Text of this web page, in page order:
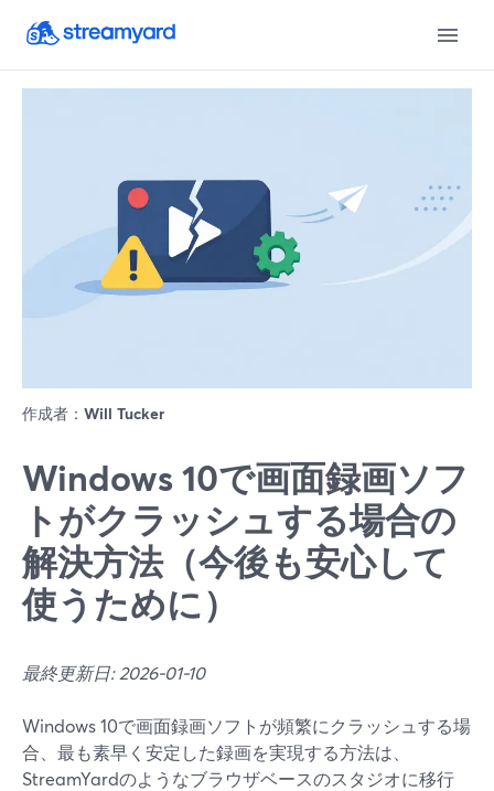
作成者： Will Tucker
Windows 10で画面録画ソフ
トがクラッシュする場合の
解決方法（今後も安心して
使うために）
最終更新日: 2026-01-10
Windows 10で画面録画ソフトが頻繁にクラッシュする場
合、最も素早く安定した録画を実現する方法は、
StreamYardのようなブラウザベースのスタジオに移行